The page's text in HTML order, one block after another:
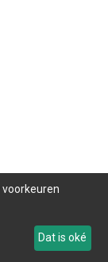
voorkeuren
Dat is oké